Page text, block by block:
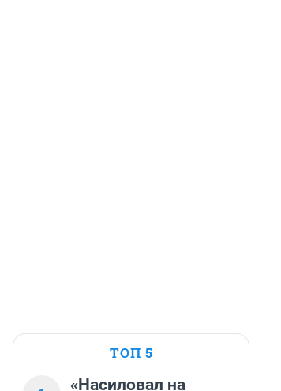
ТОП 5
«Насиловал на